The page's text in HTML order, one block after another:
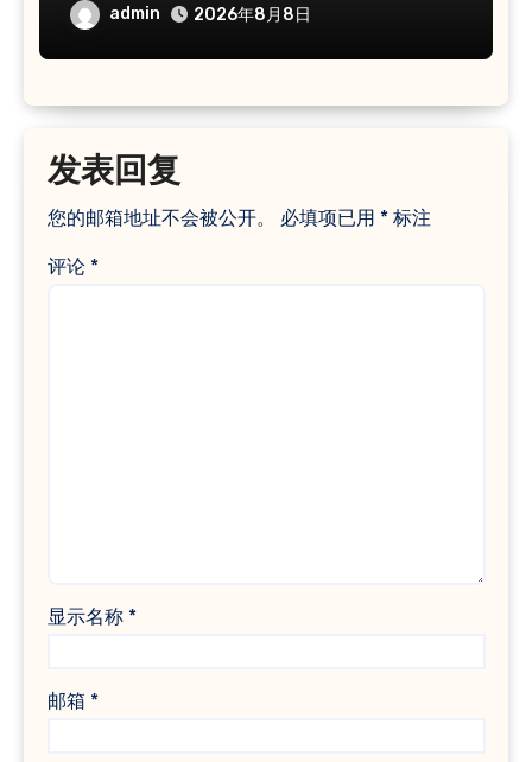
admin 2026年8月8日
发表回复
您的邮箱地址不会被公开。 必填项已用 *标注
评论 *
显示名称 *
邮箱 *